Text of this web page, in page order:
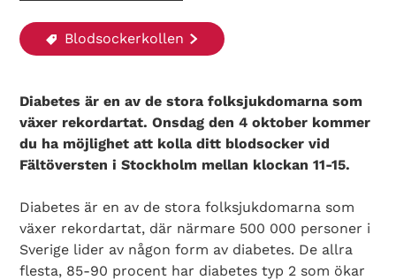
Blodsockerkollen
Diabetes är en av de stora folksjukdomarna som
växer rekordartat. Onsdag den 4 oktober kommer
du ha möjlighet att kolla ditt blodsocker vid
Fältöversten i Stockholm mellan klockan 11-15.
Diabetes är en av de stora folksjukdomarna som
växer rekordartat, där närmare 500 000 personer i
Sverige lider av någon form av diabetes. De allra
flesta, 85-90 procent har diabetes typ 2 som ökar